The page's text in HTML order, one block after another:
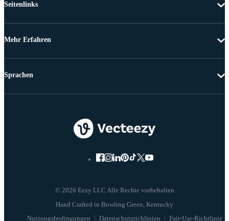
Seitenlinks
Mehr Erfahren
© 2026 Eezy LLC Alle Rechte vorbehalten
Nutzungsbedingungen Datenschutzrichlinien Fair-Use-Richtlinie
Sprachen